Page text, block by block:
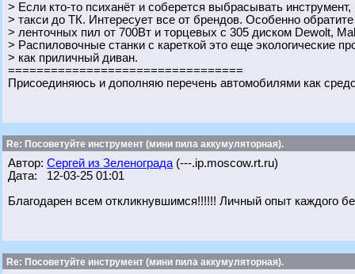
> Если кто-то психанёт и соберется выбрасывать
> такси до ТК. Интересует все от брендов. Особенно
> ленточных пил от 700Вт и торцевых с 305 диском Dewolt,
> Распиловочные станки с кареткой это еще экологические
> как приличный диван.
=================================
Присоединяюсь и дополняю перечень автомобилями как
Re: Посоветуйте инструмент (мини пила аккумуляторная).
Автор: Сергей из Зеленограда (---.ip.moscow.rt.ru)
Дата: 12-03-25 01:01
Благодарен всем откликнувшимся!!!!!! Личный опыт каждого
Re: Посоветуйте инструмент (мини пила аккумуляторная).